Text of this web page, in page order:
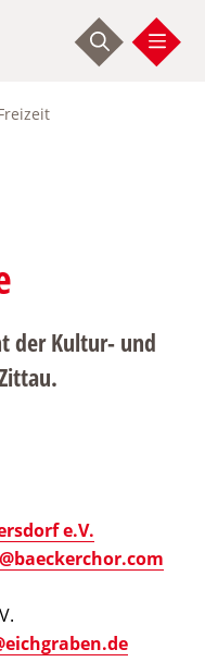
der Kultur- und
e.V.